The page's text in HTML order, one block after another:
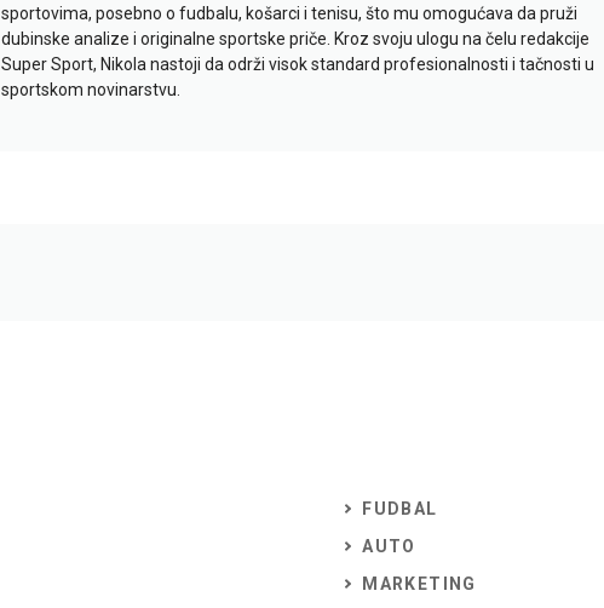
sportovima, posebno o fudbalu, košarci i tenisu, što mu omogućava da pruži
dubinske analize i originalne sportske priče. Kroz svoju ulogu na čelu redakcije
Super Sport, Nikola nastoji da održi visok standard profesionalnosti i tačnosti u
sportskom novinarstvu.
FUDBAL
AUTO
MARKETING